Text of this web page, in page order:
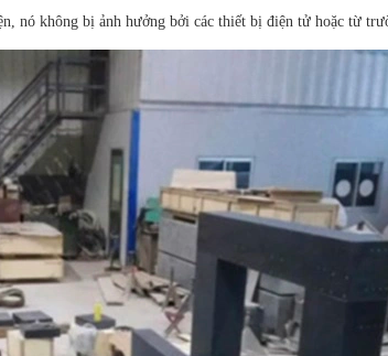
nó không bị ảnh hưởng bởi các thiết bị điện tử hoặc từ